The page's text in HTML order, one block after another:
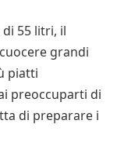
55 litri, il
grandi
piatti
preoccuparti di
di preparare i